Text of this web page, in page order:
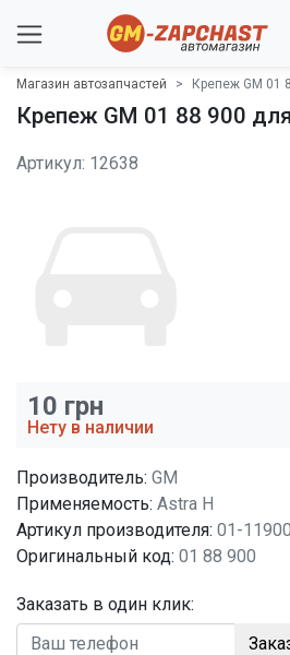
Магазин автозапчастей Крепеж GM 01
Крепеж GM 01 88 900
Артикул: 12638
10 грн
Нету в наличии
Производитель: GM
Применяемость: Astra H
Артикул производителя: 01-
Оригинальный код: 01 88 900
Заказать в один клик: